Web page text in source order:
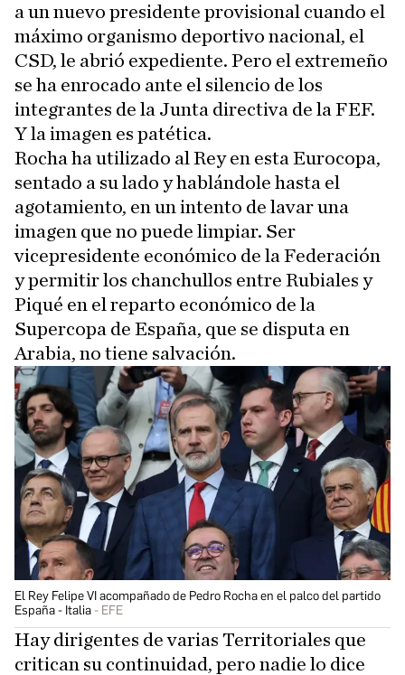
a un nuevo presidente provisional cuando el
máximo organismo deportivo nacional, el
CSD, le abrió expediente. Pero el extremeño
se ha enrocado ante el silencio de los
integrantes de la Junta directiva de la FEF.
Y la imagen es patética.
Rocha ha utilizado al Rey en esta Eurocopa,
sentado a su lado y hablándole hasta el
agotamiento, en un intento de lavar una
imagen que no puede limpiar. Ser
vicepresidente económico de la Federación
y permitir los chanchullos entre Rubiales y
Piqué en el reparto económico de la
Supercopa de España, que se disputa en
Arabia, no tiene salvación.
El Rey Felipe VI acompañado de Pedro Rocha en el palco del partido
España - Italia
EFE
Hay dirigentes de varias Territoriales que
critican su continuidad, pero nadie lo dice